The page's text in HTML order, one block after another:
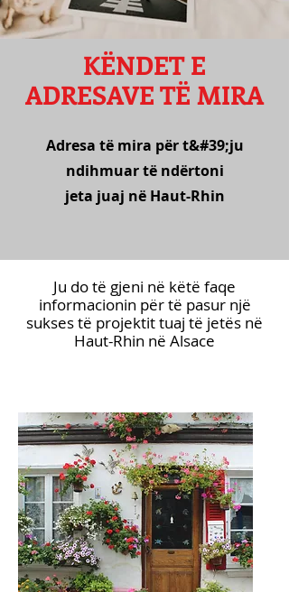
KËNDET E
ADRESAVE TË MIRA
Adresa të mira për t&#39;ju
ndihmuar të ndërtoni
jeta juaj në Haut-Rhin
Ju do të gjeni në këtë faqe
informacionin për të pasur një
sukses të projektit tuaj të jetës në
Haut-Rhin në Alsace